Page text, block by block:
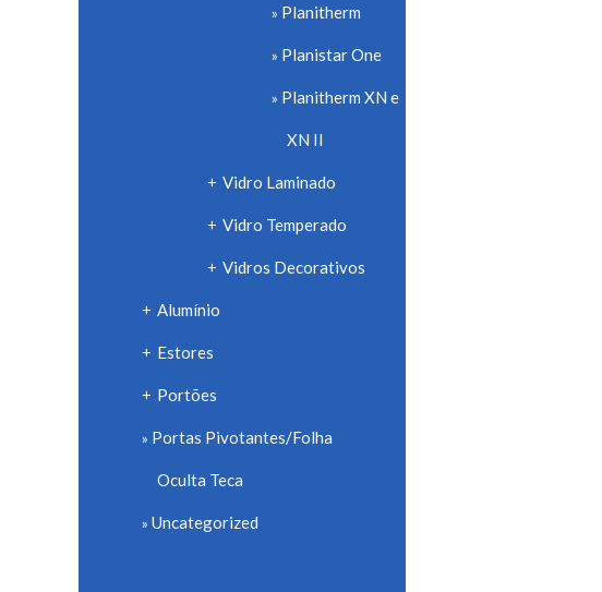
Planitherm
Planistar One
Planitherm XN e
XN II
+ Vidro Laminado
+ Vidro Temperado
+ Vidros Decorativos
+ Alumínio
+ Estores
+ Portões
Portas Pivotantes/Folha
Oculta Teca
Uncategorized